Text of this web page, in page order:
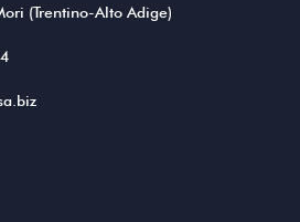
(Trentino-Alto Adige)